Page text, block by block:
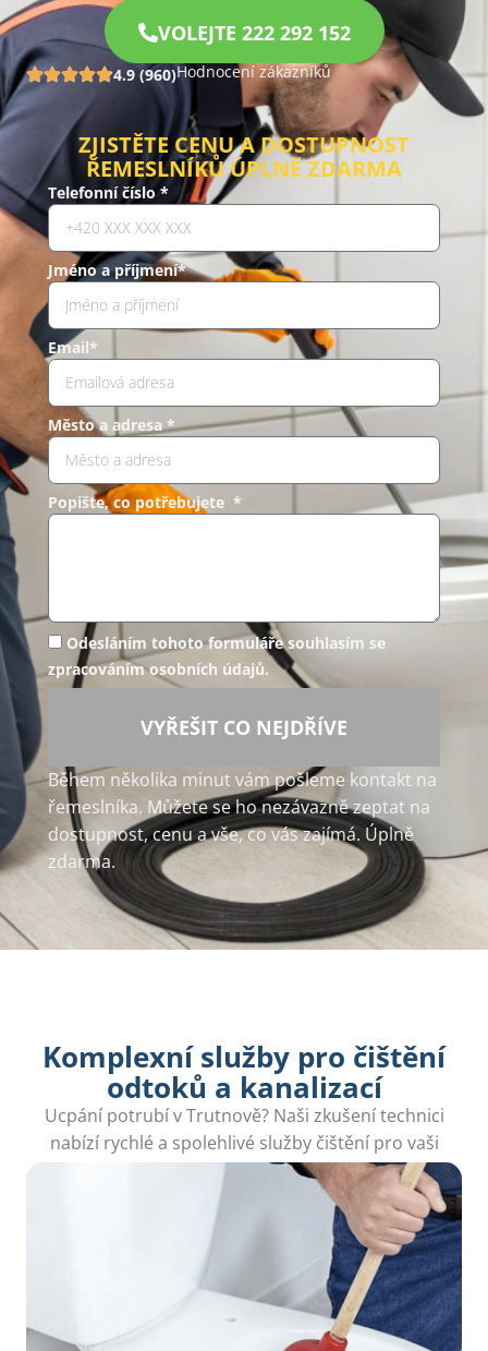
VOLEJTE 222 292 152
4.9 (960)Hodnocení zákazníků
ZJISTĚTE CENU A DOSTUPNOST
ŘEMESLNÍKŮ ÚPLNĚ ZDARMA
Telefonní číslo *
Jméno a příjmení*
Email*
Město a adresa *
Popište, co potřebujete *
Odesláním tohoto formuláře souhlasím se
zpracováním osobních údajů.
VYŘEŠIT CO NEJDŘÍVE
Během několika minut vám pošleme kontakt na
řemeslníka. Můžete se ho nezávazně zeptat na
dostupnost, cenu a vše, co vás zajímá. Úplně
zdarma.
Komplexní služby pro čištění
odtoků a kanalizací
Ucpání potrubí v Trutnově? Naši zkušení technici
nabízí rychlé a spolehlivé služby čištění pro vaši
domácnost.